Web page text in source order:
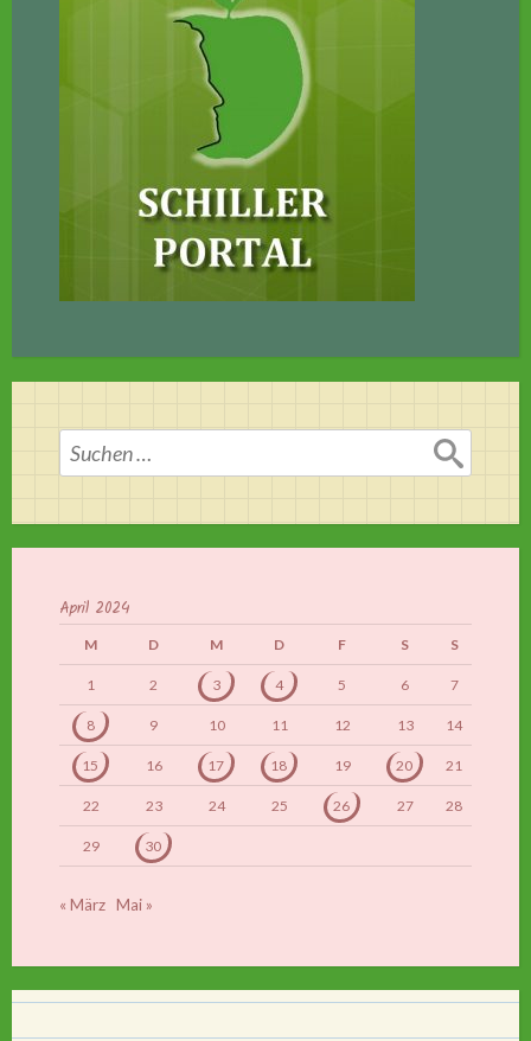
Suchen
nach:
April 2024
M D M D F S S
1 2 3 4 5 6 7
8 9 10 11 12 13 14
15 16 17 18 19 20 21
22 23 24 25 26 27 28
29 30
« März Mai »